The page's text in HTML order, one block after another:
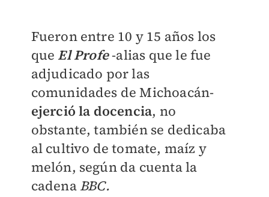
Fueron entre 10 y 15 años los
que El Profe-alias que le fue
adjudicado por las
comunidades de Michoacán-
ejerció la docencia, no
obstante, también se dedicaba
al cultivo de tomate, maíz y
melón, según da cuenta la
cadena BBC.